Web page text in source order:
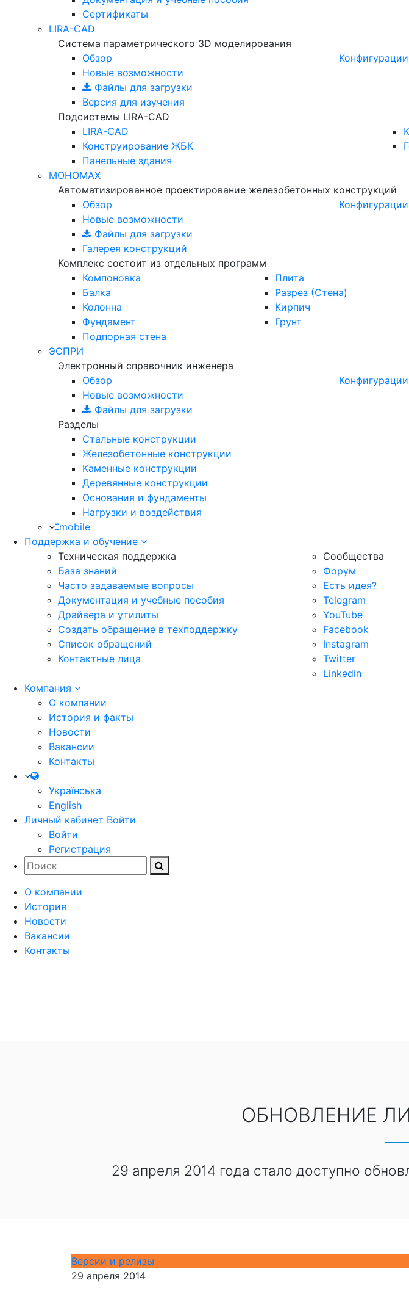
Сертификаты
LIRA-CAD
Система параметрического 3D моделирования
Обзор
Новые возможности
Файлы для загрузки
Версия для изучения
Подсистемы LIRA-CAD
LIRA-CAD
Конструирование ЖБК
Панельные здания
МОНОМАХ
Автоматизированное проектирование железобетонных конструкций
Обзор
Новые возможности
Файлы для загрузки
Галерея конструкций
Комплекс состоит из отдельных программ
Компоновка
Балка
Колонна
Фундамент
Подпорная стена
Плита
Разрез (Стена)
Кирпич
Грунт
ЭСПРИ
Электронный справочник инженера
Обзор
Новые возможности
Файлы для загрузки
Разделы
Стальные конструкции
Железобетонные конструкции
Каменные конструкции
Деревянные конструкции
Основания и фундаменты
Нагрузки и воздействия
mobile
Поддержка и обучение
Техническая поддержка
База знаний
Часто задаваемые вопросы
Документация и учебные пособия
Драйвера и утилиты
Создать обращение в техподдержку
Список обращений
Контактные лица
Сообщества
Форум
Есть идея?
Telegram
YouTube
Facebook
Instagram
Twitter
Linkedin
Компания
О компании
История и факты
Новости
Вакансии
Контакты
Українська
English
Личный кабинет Войти
Войти
Регистрация
О компании
История
Новости
Вакансии
Контакты
ОБНОВЛЕНИЕ
29 апреля 2014 года стало доступно
Версии и релизы
29 апреля 2014